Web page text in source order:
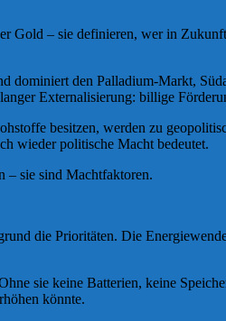
– sie definieren, wer in
den Palladium-Markt,
Externalisierung: billige
besitzen, werden zu
wieder politische Macht bedeutet.
– sie sind Machtfaktoren.
die Prioritäten. Die
sie keine Batterien, keine
könnte.